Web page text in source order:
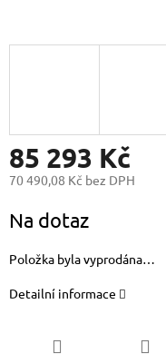
85 293 Kč
70 490,08 Kč bez DPH
cena:
Na dotaz
Položka byla vyprodána…
Detailní informace